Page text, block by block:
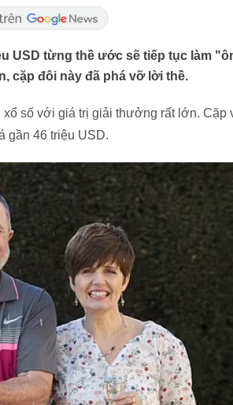
USD từng thề ước sẽ tiếp tục làm
cặp đôi này đã phá vỡ lời thề.
xổ số với giá trị giải thưởng rất lớn.
gần 46 triệu USD.